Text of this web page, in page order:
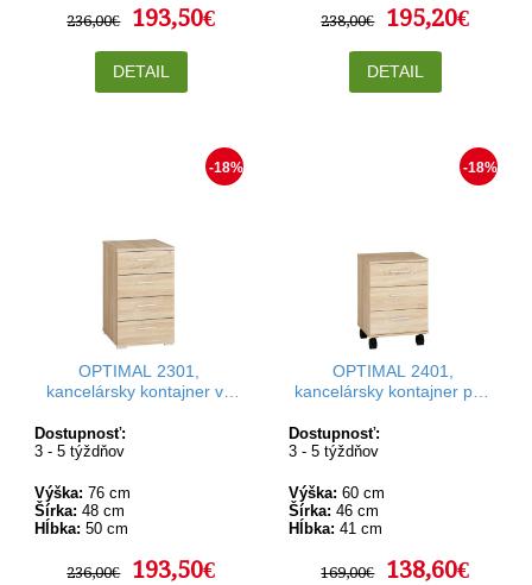
236,00€ 193,50€
DETAIL
238,00€ 195,20€
DETAIL
-18%
OPTIMAL 2301,
kancelársky kontajner vo
Dostupnosť:
3 - 5 týždňov
Výška: 76 cm
Šírka: 48 cm
Hĺbka: 50 cm
236,00€ 193,50€
-18%
OPTIMAL 2401,
kancelársky kontajner pod
Dostupnosť:
3 - 5 týždňov
Výška: 60 cm
Šírka: 46 cm
Hĺbka: 41 cm
169,00€ 138,60€